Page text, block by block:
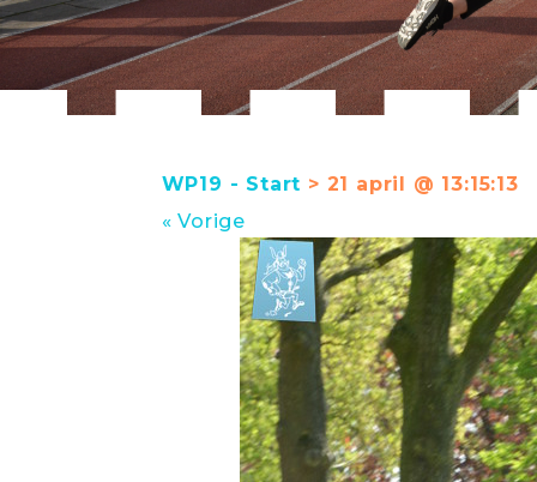
WP19 - Start > 21 april @ 13:15:13
« Vorige